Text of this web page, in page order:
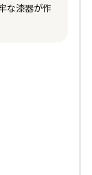
な漆器が作